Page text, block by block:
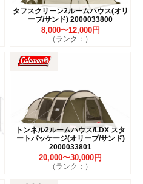
タフスクリーン2ルームハウス(オリ
ーブ/サンド) 2000033800
8,000〜12,000円
（ランク：）
トンネル2ルームハウス/LDX スタ
ートパッケージ(オリーブ/サンド)
2000033801
20,000〜30,000円
（ランク：）